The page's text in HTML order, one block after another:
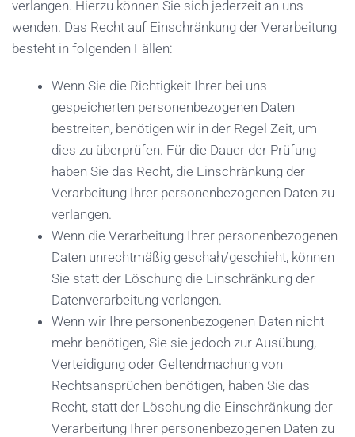
verlangen. Hierzu können Sie sich jederzeit an uns
wenden. Das Recht auf Einschränkung der Verarbeitung
besteht in folgenden Fällen:
Wenn Sie die Richtigkeit Ihrer bei uns
gespeicherten personenbezogenen Daten
bestreiten, benötigen wir in der Regel Zeit, um
dies zu überprüfen. Für die Dauer der Prüfung
haben Sie das Recht, die Einschränkung der
Verarbeitung Ihrer personenbezogenen Daten zu
verlangen.
Wenn die Verarbeitung Ihrer personenbezogenen
Daten unrechtmäßig geschah/geschieht, können
Sie statt der Löschung die Einschränkung der
Datenverarbeitung verlangen.
Wenn wir Ihre personenbezogenen Daten nicht
mehr benötigen, Sie sie jedoch zur Ausübung,
Verteidigung oder Geltendmachung von
Rechtsansprüchen benötigen, haben Sie das
Recht, statt der Löschung die Einschränkung der
Verarbeitung Ihrer personenbezogenen Daten zu